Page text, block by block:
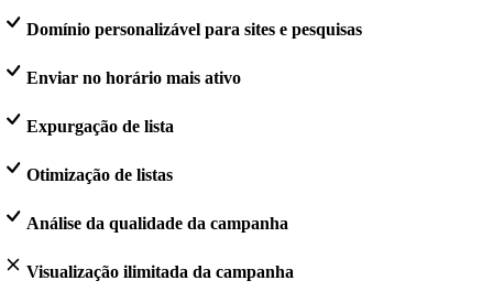
Domínio personalizável para sites e pesquisas
Enviar no horário mais ativo
Expurgação de lista
Otimização de listas
Análise da qualidade da campanha
Visualização ilimitada da campanha